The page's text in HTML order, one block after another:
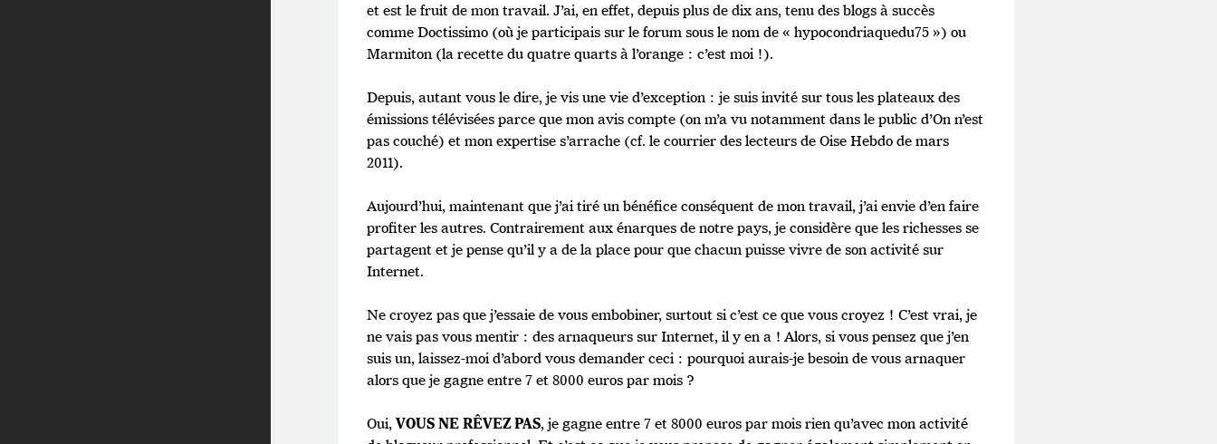
et est le fruit de mon travail. J’ai, en effet, depuis plus de dix ans, tenu des blogs à succès
comme Doctissimo (où je participais sur le forum sous le nom de « hypocondriaquedu75 ») ou
Marmiton (la recette du quatre quarts à l’orange : c’est moi !).
Depuis, autant vous le dire, je vis une vie d’exception : je suis invité sur tous les plateaux des
émissions télévisées parce que mon avis compte (on m’a vu notamment dans le public d’On n’est
pas couché) et mon expertise s’arrache (cf. le courrier des lecteurs de Oise Hebdo de mars
2011).
Aujourd’hui, maintenant que j’ai tiré un bénéfice conséquent de mon travail, j’ai envie d’en faire
profiter les autres. Contrairement aux énarques de notre pays, je considère que les richesses se
partagent et je pense qu’il y a de la place pour que chacun puisse vivre de son activité sur
Internet.
Ne croyez pas que j’essaie de vous embobiner, surtout si c’est ce que vous croyez ! C’est vrai, je
ne vais pas vous mentir : des arnaqueurs sur Internet, il y en a ! Alors, si vous pensez que j’en
suis un, laissez-moi d’abord vous demander ceci : pourquoi aurais-je besoin de vous arnaquer
alors que je gagne entre 7 et 8000 euros par mois ?
Oui,VOUS NE RÊVEZ PAS, je gagne entre 7 et 8000 euros par mois rien qu’avec mon activité